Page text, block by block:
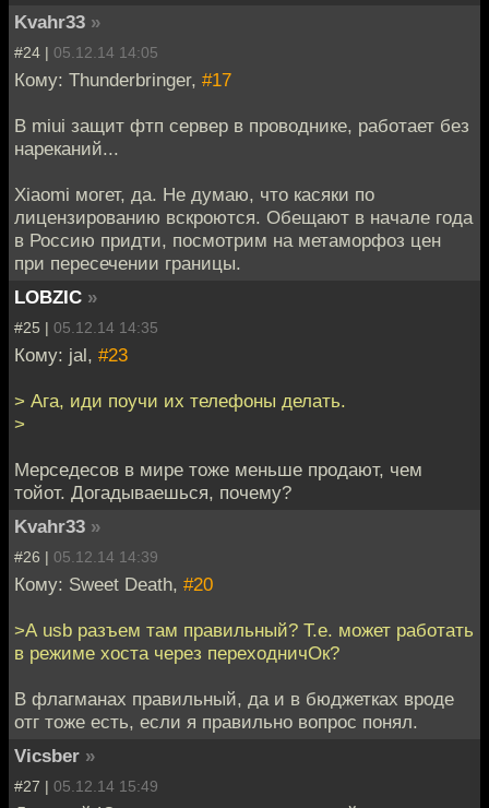
Kvahr33 »
#24 | 05.12.14 14:05
Кому: Thunderbringer, #17
В miui защит фтп сервер в проводнике, работает без
нареканий...
Xiaomi могет, да. Не думаю, что касяки по
лицензированию вскроются. Обещают в начале года
в Россию придти, посмотрим на метаморфоз цен
при пересечении границы.
LOBZIC »
#25 | 05.12.14 14:35
Кому: jal, #23
> Ага, иди поучи их телефоны делать.
>
Мерседесов в мире тоже меньше продают, чем
тойот. Догадываешься, почему?
Kvahr33 »
#26 | 05.12.14 14:39
Кому: Sweet Death, #20
>А usb разъем там правильный? Т.е. может работать
в режиме хоста через переходничОк?
В флагманах правильный, да и в бюджетках вроде
отг тоже есть, если я правильно вопрос понял.
Vicsber »
#27 | 05.12.14 15:49